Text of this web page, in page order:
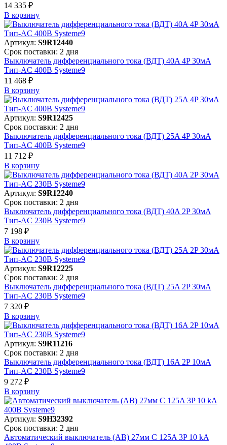
14 335 ₽
В корзинy
Артикул: S9R12440
Срок поставки: 2 дня
Выключатель дифференциального тока (ВДТ) 40A 4P 30мА
Тип-AC 400В Systeme9
11 468 ₽
В корзинy
Артикул: S9R12425
Срок поставки: 2 дня
Выключатель дифференциального тока (ВДТ) 25A 4P 30мА
Тип-AC 400В Systeme9
11 712 ₽
В корзинy
Артикул: S9R12240
Срок поставки: 2 дня
Выключатель дифференциального тока (ВДТ) 40A 2P 30мА
Тип-AC 230В Systeme9
7 198 ₽
В корзинy
Артикул: S9R12225
Срок поставки: 2 дня
Выключатель дифференциального тока (ВДТ) 25A 2P 30мА
Тип-AC 230В Systeme9
7 320 ₽
В корзинy
Артикул: S9R11216
Срок поставки: 2 дня
Выключатель дифференциального тока (ВДТ) 16A 2P 10мА
Тип-AC 230В Systeme9
9 272 ₽
В корзинy
Артикул: S9H32392
Срок поставки: 2 дня
Автоматический выключатель (АВ) 27мм C 125A 3P 10 kA